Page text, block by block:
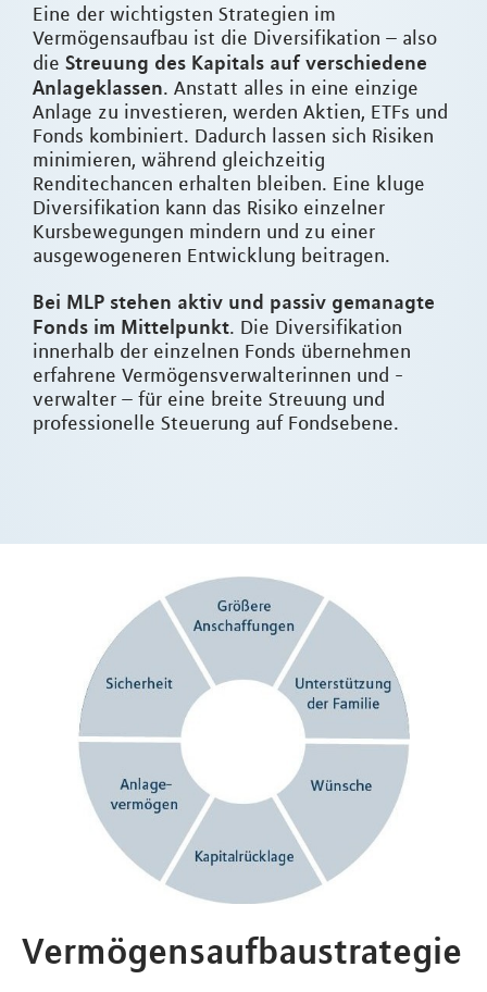
Eine der wichtigsten Strategien im
Vermögensaufbau ist die Diversifikation – also
die Streuung des Kapitals auf verschiedene
Anlageklassen. Anstatt alles in eine einzige
Anlage zu investieren, werden Aktien, ETFs und
Fonds kombiniert. Dadurch lassen sich Risiken
minimieren, während gleichzeitig
Renditechancen erhalten bleiben. Eine kluge
Diversifikation kann das Risiko einzelner
Kursbewegungen mindern und zu einer
ausgewogeneren Entwicklung beitragen.
Bei MLP stehen aktiv und passiv gemanagte
Fonds im Mittelpunkt. Die Diversifikation
innerhalb der einzelnen Fonds übernehmen
erfahrene Vermögensverwalterinnen und -
verwalter – für eine breite Streuung und
professionelle Steuerung auf Fondsebene.
Vermögensaufbaustrategie